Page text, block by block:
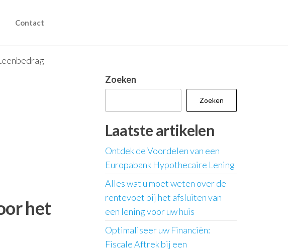
Contact
het
Zoeken
Zoeken
Laatste artikelen
Ontdek de Voordelen van een
Europabank Hypothecaire Lening
Alles wat u moet weten over de
rentevoet bij het afsluiten van
een lening voor uw huis
Optimaliseer uw Financiën:
Fiscale Aftrek bij een